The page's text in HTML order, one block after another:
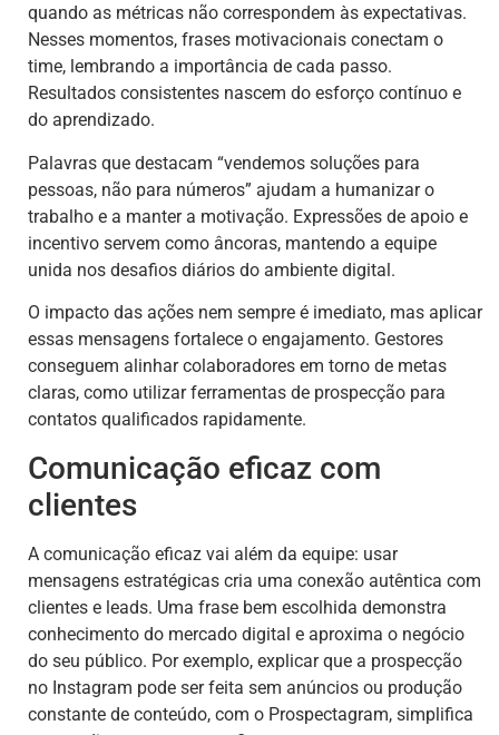
quando as métricas não correspondem às expectativas.
Nesses momentos, frases motivacionais conectam o
time, lembrando a importância de cada passo.
Resultados consistentes nascem do esforço contínuo e
do aprendizado.
Palavras que destacam “vendemos soluções para
pessoas, não para números” ajudam a humanizar o
trabalho e a manter a motivação. Expressões de apoio e
incentivo servem como âncoras, mantendo a equipe
unida nos desafios diários do ambiente digital.
O impacto das ações nem sempre é imediato, mas aplicar
essas mensagens fortalece o engajamento. Gestores
conseguem alinhar colaboradores em torno de metas
claras, como utilizar ferramentas de prospecção para
contatos qualificados rapidamente.
Comunicação eficaz com
clientes
A comunicação eficaz vai além da equipe: usar
mensagens estratégicas cria uma conexão autêntica com
clientes e leads. Uma frase bem escolhida demonstra
conhecimento do mercado digital e aproxima o negócio
do seu público. Por exemplo, explicar que a prospecção
no Instagram pode ser feita sem anúncios ou produção
constante de conteúdo, com o Prospectagram, simplifica